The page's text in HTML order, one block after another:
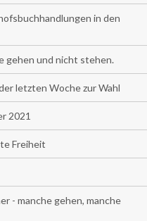
in den
gehen und nicht stehen.
letzten Woche zur Wahl
2021
Freiheit
- manche gehen, manche